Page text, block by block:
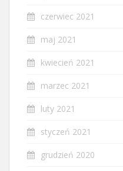
czerwiec 2021
maj 2021
kwiecień 2021
marzec 2021
luty 2021
styczeń 2021
grudzień 2020